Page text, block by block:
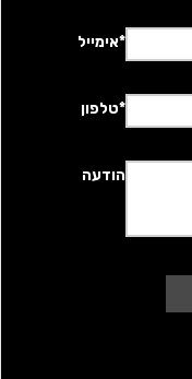
*אימייל
*טלפון
הודעה